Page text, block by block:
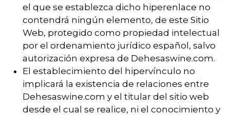
el que se establezca dicho hiperenlace no
contendrá ningún elemento, de este Sitio
Web, protegido como propiedad intelectual
por el ordenamiento jurídico español, salvo
autorización expresa de Dehesaswine.com.
El establecimiento del hipervínculo no
implicará la existencia de relaciones entre
Dehesaswine.com y el titular del sitio web
desde el cual se realice, ni el conocimiento y